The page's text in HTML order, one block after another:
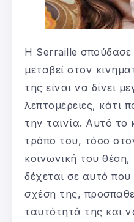
Η Serraille σπούδασε
μεταβεί στον
της είναι να δίνει
λεπτομέρειες, κάτι
την ταινία. Αυτό το
τρόπο του, τόσο
κοινωνική του
δέχεται σε αυτό που
σχέση της,
ταυτότητά της και